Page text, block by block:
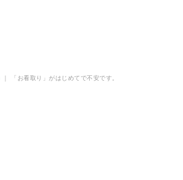
「お看取り」がはじめてで不安です。